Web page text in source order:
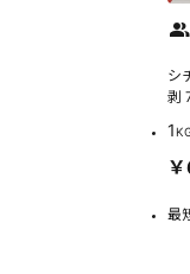
シ
剥
1
最